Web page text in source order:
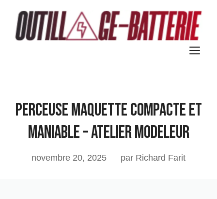
contenu
Perceuse maquette compacte et
maniable – Atelier Modeleur
novembre 20, 2025 par Richard Farit